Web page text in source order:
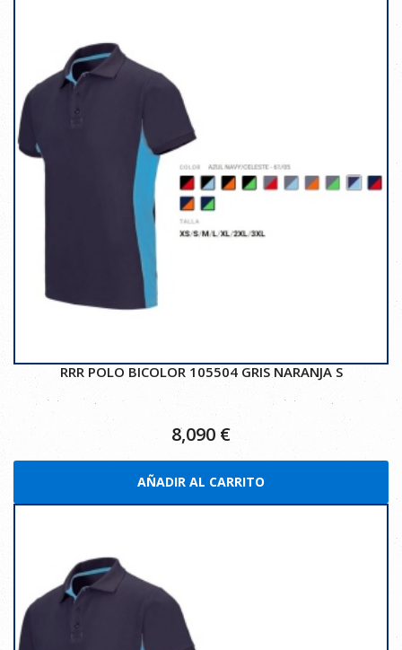
RRR POLO BICOLOR 105504 GRIS NARANJA S
8,090 €
AÑADIR AL CARRITO